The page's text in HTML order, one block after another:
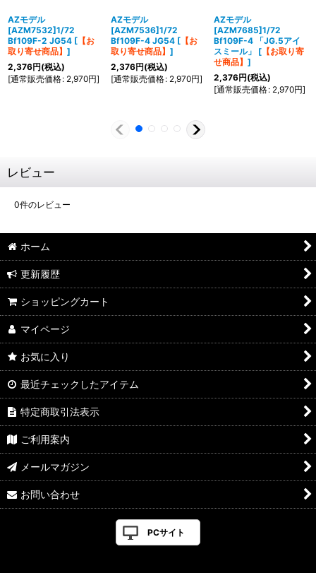
AZモデル
[AZM7532]1/72
Bf109F-2 JG54 [ 【お
取り寄せ商品】 ]
2,376円(税込)
[通常販売価格: 2,970円]
AZモデル
[AZM7536]1/72
Bf109F-4 JG54 [ 【お
取り寄せ商品】 ]
2,376円(税込)
[通常販売価格: 2,970円]
AZモデル
[AZM7685]1/72
Bf109F-4 「JG.5アイ
スミール」
[ 【お取り寄
せ商品】 ]
2,376円(税込)
[通常販売価格: 2,970円]
レビュー
0件のレビュー
ホーム
更新履歴
ショッピングカート
マイページ
お気に入り
最近チェックしたアイテム
特定商取引法表示
ご利用案内
メールマガジン
お問い合わせ
PCサイト